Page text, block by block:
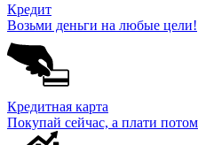
Кредит
Возьми деньги на любые цели!
Кредитная карта
Покупай сейчас, а плати